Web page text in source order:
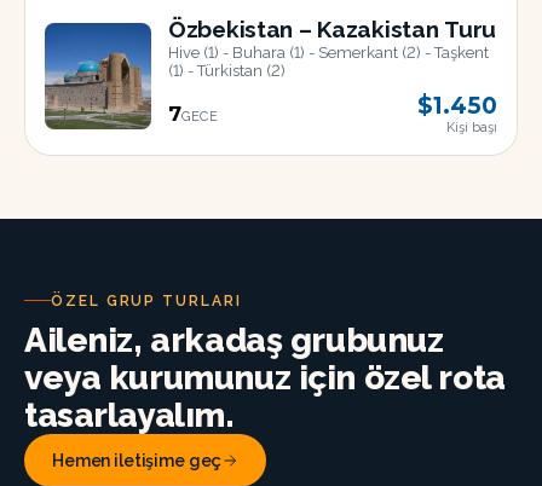
22
Özbekistan – Kazakistan Turu
Hive (1) - Buhara (1) - Semerkant (2) - Taşkent
(1) - Türkistan (2)
7GECE $1.450
Kişi başı
ÖZEL GRUP TURLARI
Aileniz, arkadaş grubunuz
veya kurumunuz için özel rota
tasarlayalım.
Hemen iletişime geç